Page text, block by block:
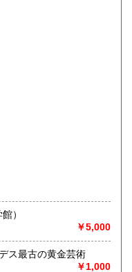
県
県
県 600円
600円
冊 （小学館）
￥5,000
ス最古の黄金芸術
￥1,000